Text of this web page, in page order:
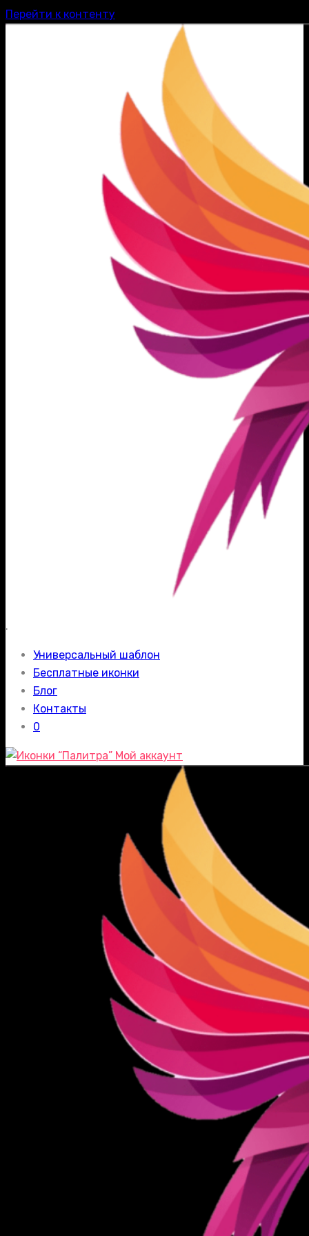
Перейти к контенту
.
Универсальный шаблон
Бесплатные иконки
Блог
Контакты
0
Мой аккаунт